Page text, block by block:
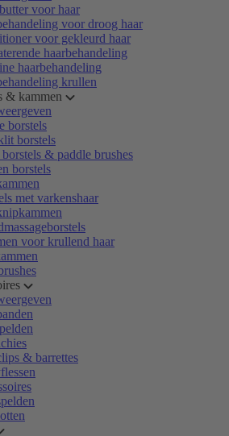
voor haar
voor droog haar
voor gekleurd haar
haarbehandeling
haarbehandeling
krullen
& kammen
borstels
borstels
borstels & paddle brushes
borstels
met varkenshaar
voor krullend haar
& barrettes